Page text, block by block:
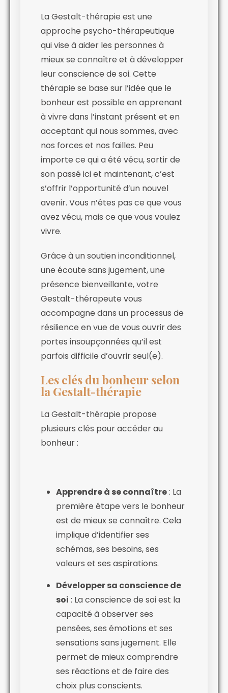
La Gestalt-thérapie est une
approche psycho-thérapeutique
qui vise à aider les personnes à
mieux se connaître et à développer
leur conscience de soi. Cette
thérapie se base sur l’idée que le
bonheur est possible en apprenant
à vivre dans l’instant présent et en
acceptant qui nous sommes, avec
nos forces et nos failles. Peu
importe ce qui a été vécu, sortir de
son passé ici et maintenant, c’est
s’offrir l’opportunité d’un nouvel
avenir. Vous n’êtes pas ce que vous
avez vécu, mais ce que vous voulez
vivre.
Grâce à un soutien inconditionnel,
une écoute sans jugement, une
présence bienveillante, votre
Gestalt-thérapeute vous
accompagne dans un processus de
résilience en vue de vous ouvrir des
portes insoupçonnées qu’il est
parfois difficile d’ouvrir seul(e).
Les clés du bonheur selon
la Gestalt-thérapie
La Gestalt-thérapie propose
plusieurs clés pour accéder au
bonheur :
Apprendre à se connaître: La
première étape vers le bonheur
est de mieux se connaître. Cela
implique d’identifier ses
schémas, ses besoins, ses
valeurs et ses aspirations.
Développer sa conscience de
soi : La conscience de soi est la
capacité à observer ses
pensées, ses émotions et ses
sensations sans jugement. Elle
permet de mieux comprendre
ses réactions et de faire des
choix plus conscients.